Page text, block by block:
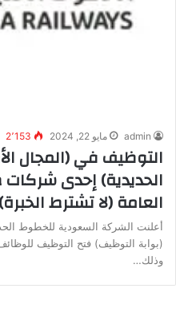
admin مايو 22, 2024 2٬153
التوظيف في (المجال
الحديدية) إحدى
العامة (لا تشترط الخبرة)
أعلنت الشركة السعودية للخطوط
(بوابة التوظيف) فتح التوظيف
وذلك…